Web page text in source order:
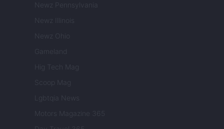
Newz Pennsylvania
Newz Illinois
Newz Ohio
Gameland
Hig Tech Mag
Scoop Mag
Lgbtqia News
Motors Magazine 365